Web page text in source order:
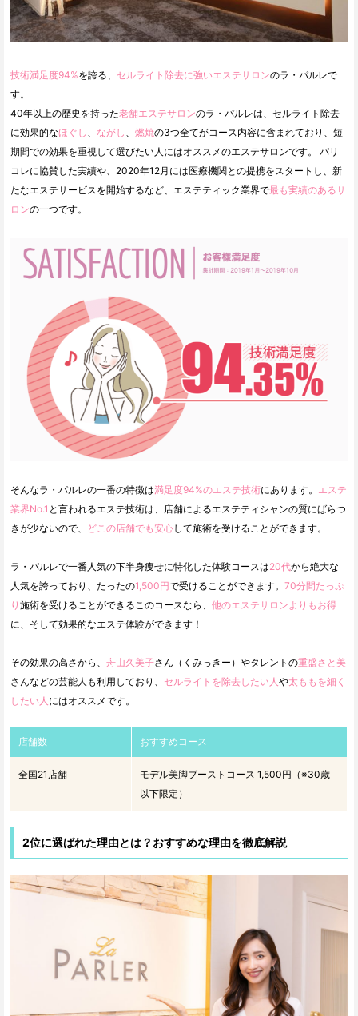
技術満足度94%を誇る、 セルライト除去に強いエステサロンのラ・パルレで
す。
40年以上の歴史を持った老舗エステサロンのラ・パルレは、セルライト除去
に効果的なほぐし 、 ながし 、 燃焼の3つ全てがコース内容に含まれており、短
期間での効果を重視して選びたい人にはオススメのエステサロンです。 パリ
コレに協賛した実績や、2020年12月には医療機関との提携をスタートし、新
たなエステサービスを開始するなど、エステティック業界で最も実績のあるサ
ロンの一つです。
そんなラ・パルレの一番の特徴は満足度94%のエステ技術にあります。
エステ
業界No.1 と言われるエステ技術は、店舗によるエステティシャンの質にばらつ
きが少ないので、
どこの店舗でも安心して施術を受けることができます。
ラ・パルレで一番人気の下半身痩せに特化した体験コースは20代から絶大な
人気を誇っており、たったの1,500円で受けることができます。 70分間たっぷ
り 施術を受けることができるこのコースなら、 他のエステサロンよりもお得
に、そして効果的なエステ体験ができます！
その効果の高さから、 舟山久美子さん（くみっきー）やタレントの重盛さと美
さんなどの芸能人も利用しており、 セルライトを除去したい人 や太ももを細く
したい人 にはオススメです。
店舗数 おすすめコース
全国21店舗
モデル美脚ブーストコース 1,500円（※30歳
以下限定）
2位に選ばれた理由とは？おすすめな理由を徹底解説